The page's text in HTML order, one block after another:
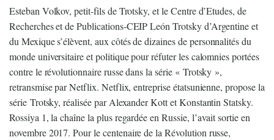
Esteban Volkov, petit-fils de Trotsky, et le Centre d’Etudes, de
Recherches et de Publications-CEIP León Trotsky d’Argentine et
du Mexique s’élèvent, aux côtés de dizaines de personnalités du
monde universitaire et politique pour réfuter les calomnies portées
contre le révolutionnaire russe dans la série « Trotsky »,
retransmise par Netflix. Netflix, entreprise étatsunienne, propose la
série Trotsky, réalisée par Alexander Kott et Konstantin Statsky.
Rossiya 1, la chaîne la plus regardée en Russie, l’avait sortie en
novembre 2017. Pour le centenaire de la Révolution russe,